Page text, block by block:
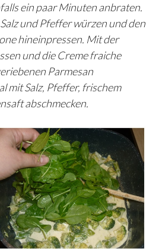
ein paar Minuten anbraten.
und Pfeffer würzen und den
hineinpressen. Mit der
und die Creme fraiche
Parmesan
mit Salz, Pfeffer, frischem
abschmecken.